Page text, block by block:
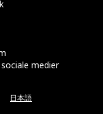
medier
日本語